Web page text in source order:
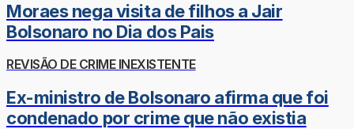
Moraes nega visita de filhos a Jair
Bolsonaro no Dia dos Pais
REVISÃO DE CRIME INEXISTENTE
Ex-ministro de Bolsonaro afirma que foi
condenado por crime que não existia